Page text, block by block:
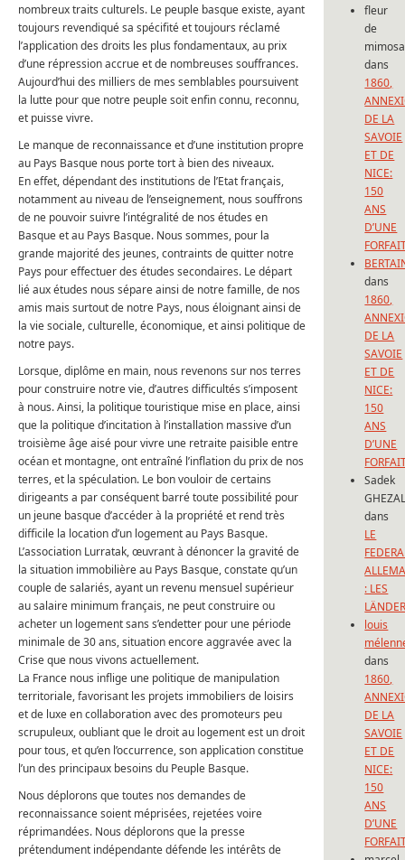
nombreux traits culturels. Le peuple basque existe, ayant
toujours revendiqué sa spécifité et toujours réclamé
l’application des droits les plus fondamentaux, au prix
d’une répression accrue et de nombreuses souffrances.
Aujourd’hui des milliers de mes semblables poursuivent
la lutte pour que notre peuple soit enfin connu, reconnu,
et puisse vivre.
Le manque de reconnaissance et d’une institution propre
au Pays Basque nous porte tort à bien des niveaux.
En effet, dépendant des institutions de l’Etat français,
notamment au niveau de l’enseignement, nous souffrons
de ne pouvoir suivre l’intégralité de nos études en
Basque et au Pays Basque. Nous sommes, pour la
grande majorité des jeunes, contraints de quitter notre
Pays pour effectuer des études secondaires. Le départ
lié aux études nous sépare ainsi de notre famille, de nos
amis mais surtout de notre Pays, nous éloignant ainsi de
la vie sociale, culturelle, économique, et ainsi politique de
notre pays.
Lorsque, diplôme en main, nous revenons sur nos terres
pour construire notre vie, d’autres difficultés s’imposent
à nous. Ainsi, la politique touristique mise en place, ainsi
que la politique d’incitation à l’installation massive d’un
troisième âge aisé pour vivre une retraite paisible entre
océan et montagne, ont entraîné l’inflation du prix de nos
terres, et la spéculation. Le bon vouloir de certains
dirigeants a par conséquent barré toute possibilité pour
un jeune basque d’accéder à la propriété et rend très
difficile la location d’un logement au Pays Basque.
L’association Lurratak, œuvrant à dénoncer la gravité de
la situation immobilière au Pays Basque, constate qu’un
couple de salariés, ayant un revenu mensuel supérieur
au salaire minimum français, ne peut construire ou
acheter un logement sans s’endetter pour une période
minimale de 30 ans, situation encore aggravée avec la
Crise que nous vivons actuellement.
La France nous inflige une politique de manipulation
territoriale, favorisant les projets immobiliers de loisirs
et de luxe en collaboration avec des promoteurs peu
scrupuleux, oubliant que le droit au logement est un droit
pour tous, et qu’en l’occurrence, son application constitue
l’un des principaux besoins du Peuple Basque.
Nous déplorons que toutes nos demandes de
reconnaissance soient méprisées, rejetées voire
réprimandées. Nous déplorons que la presse
prétendument indépendante défende les intérêts de
fleur
de
mimosa
dans
1860,
DE LA
SAVOIE
ET DE
NICE:
150
ANS
D’UNE
dans
1860,
DE LA
SAVOIE
ET DE
NICE:
150
ANS
D’UNE
Sadek
dans
LE
: LES
louis
dans
1860,
DE LA
SAVOIE
ET DE
NICE:
150
ANS
D’UNE